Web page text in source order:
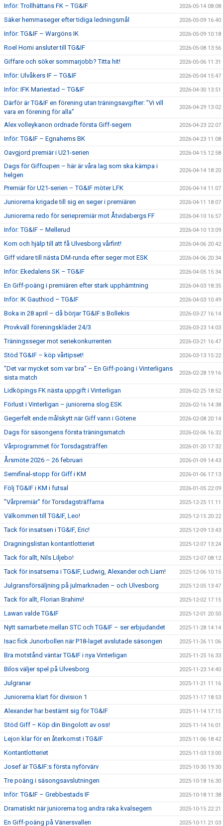
Inför: Trollhättans FK – TG&IF 2026-05-14 08:08
Säker hemmaseger efter tidiga ledningsmål 2026-05-09 16:40
Inför: TG&IF – Wargöns IK 2026-05-09 10:18
Roel Homi ansluter till TG&IF 2026-05-08 13:56
Giffare och söker sommarjobb? Titta hit! 2026-05-06 11:31
Inför: Ulvåkers IF – TG&IF 2026-05-04 15:47
Inför: IFK Mariestad – TG&IF 2026-04-30 13:51
Därför är TG&IF en förening utan träningsavgifter: ”Vi vill
vara en förening för alla”
2026-04-29 13:02
Alex volleykanon ordnade första Giff-segern 2026-04-23 22:07
Inför: TG&IF – Egnahems BK 2026-04-23 11:08
Oavgjord premiär i U21-serien 2026-04-15 12:58
Dags för Giffcupen – här är våra lag som ska kämpa i
helgen
2026-04-14 18:20
Premiär för U21-serien – TG&IF möter LFK 2026-04-14 11:07
Juniorerna krigade till sig en seger i premiären 2026-04-11 18:07
Juniorerna redo för seriepremiär mot Åtvidabergs FF 2026-04-10 16:57
Inför: TG&IF – Mellerud 2026-04-10 13:09
Kom och hjälp till att få Ulvesborg vårfint! 2026-04-06 20:42
Giff vidare till nästa DM-runda efter seger mot ESK 2026-04-06 20:34
Inför: Ekedalens SK – TG&IF 2026-04-05 15:34
En Giff-poäng i premiären efter stark upphämtning 2026-04-03 18:35
Inför: IK Gauthiod – TG&IF 2026-04-03 10:49
Boka in 28 april – då börjar TG&IF:s Bollekis 2026-03-27 16:14
Provkväll föreningskläder 24/3 2026-03-23 14:03
Träningsseger mot seriekonkurrenten 2026-03-21 16:47
Stöd TG&IF – köp vårtipset! 2026-03-13 15:22
”Det var mycket som var bra” – En Giff-poäng i Vinterligans
sista match
2026-02-28 19:16
Lidköpings FK nästa uppgift i Vinterligan 2026-02-25 18:52
Förlust i Vinterligan – juniorerna slog ESK 2026-02-16 14:38
Gegerfelt ende målskytt när Giff vann i Götene 2026-02-08 20:14
Dags för säsongens första träningsmatch 2026-02-06 16:32
Vårprogrammet för Torsdagsträffen 2026-01-20 17:32
Årsmöte 2026 – 26 februari 2026-01-09 14:43
Semifinal-stopp för Giff i KM 2026-01-06 17:13
Följ TG&IF i KM i futsal 2026-01-05 22:09
”Vårpremiär” för Torsdagsträffarna 2025-12-25 11:11
Välkommen till TG&IF, Leo! 2025-12-15 20:22
Tack för insatsen i TG&IF, Eric! 2025-12-09 13:43
Dragningslistan kontantlotteriet 2025-12-07 13:24
Tack för allt, Nils Liljebo! 2025-12-07 08:12
Tack för insatserna i TG&IF, Ludwig, Alexander och Liam! 2025-12-06 10:15
Julgransförsäljning på julmarknaden – och Ulvesborg 2025-12-05 13:47
Tack för allt, Florian Brahimi! 2025-12-02 17:15
Lawan valde TG&IF 2025-12-01 20:50
Nytt samarbete mellan STC och TG&IF – ser erbjudandet 2025-11-28 14:14
Isac fick Junorbollen när P18-laget avslutade säsongen 2025-11-26 11:06
Bra motstånd väntar TG&IF i nya Vinterligan 2025-11-25 16:33
Bilos väljer spel på Ulvesborg 2025-11-23 14:40
Julgranar 2025-11-21 11:16
Juniorerna klart för division 1 2025-11-17 18:53
Alexander har bestämt sig för TG&IF 2025-11-14 17:15
Stöd Giff – Köp din Bingolott av oss! 2025-11-14 16:01
Lejon klar för en återkomst i TG&IF 2025-11-06 18:42
Kontantlotteriet 2025-11-03 13:00
Josef är TG&IF:s första nyförvärv 2025-10-30 19:30
Tre poäng i säsongsavslutningen 2025-10-18 16:30
Inför: TG&IF – Grebbestads IF 2025-10-18 11:38
Dramatiskt när juniorerna tog andra raka kvalsegern 2025-10-15 22:21
En Giff-poäng på Vänersvallen 2025-10-11 21:03